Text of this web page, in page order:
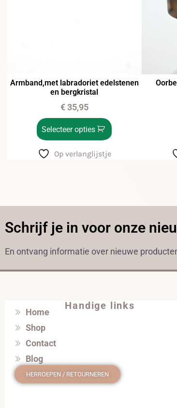
Armband,met labradoriet edelstenen
en bergkristal
€35,95
Selecteer opties
Op verlanglijstje
Schrijf je in voor onze
En ontvang informatie over nieuwe
Handige links
Home
Shop
Contact
Blog
HERROEPEN / RETOURNEREN